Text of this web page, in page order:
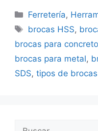
Categorías
Ferretería,
Etiquetas
brocas HSS,
brocas para concreto
brocas para metal,
SDS, tipos de brocas
Buscar: